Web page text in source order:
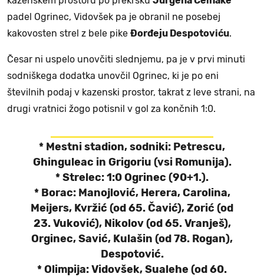
padel Ogrinec, Vidovšek pa je obranil ne posebej
kakovosten strel z bele pike Đorđeju Despotoviću.
Česar ni uspelo unovčiti slednjemu, pa je v prvi minuti
sodniškega dodatka unovčil Ogrinec, ki je po eni
številnih podaj v kazenski prostor, takrat z leve strani, na
drugi vratnici žogo potisnil v gol za končnih 1:0.
* Mestni stadion, sodniki: Petrescu,
Ghinguleac in Grigoriu (vsi Romunija).
* Strelec: 1:0 Ogrinec (90+1.).
* Borac: Manojlović, Herera, Carolina,
Meijers, Kvržić (od 65. Čavić), Zorić (od
23. Vuković), Nikolov (od 65. Vranješ),
Orginec, Savić, Kulašin (od 78. Rogan),
Despotović.
* Olimpija: Vidovšek, Sualehe (od 60.